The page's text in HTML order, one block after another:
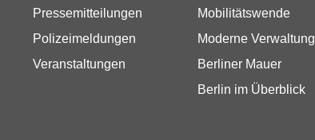
Pressemitteilungen
Polizeimeldungen
Veranstaltungen
Mobilitätswende
Moderne Verwaltung
Berliner Mauer
Berlin im Überblick